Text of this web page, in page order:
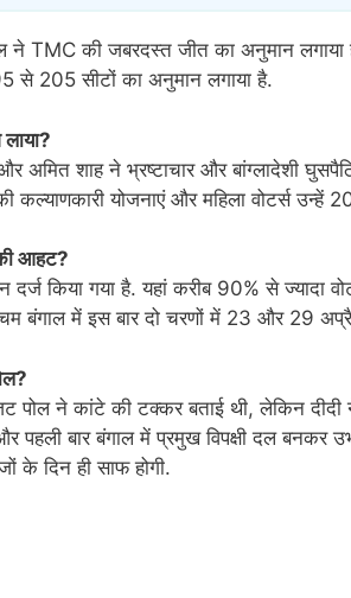
ने TMC की जबरदस्त जीत का अनुमान
से 205 सीटों का अनुमान लगाया है.
लाया?
अमित शाह ने भ्रष्टाचार और बांग्लादेशी
कल्याणकारी योजनाएं और महिला वोटर्स उन्हें
की आहट?
दर्ज किया गया है. यहां करीब 90% से ज्यादा
बंगाल में इस बार दो चरणों में 23 और 29
पोल ने कांटे की टक्कर बताई थी, लेकिन
पहली बार बंगाल में प्रमुख विपक्षी दल बनकर
के दिन ही साफ होगी.